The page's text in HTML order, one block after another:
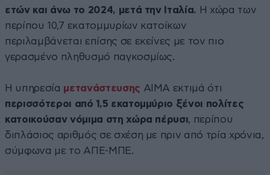
ετών και άνω το 2024, μετά την Ιταλία. Η χώρα των
περίπου 10,7 εκατομμυρίων κατοίκων
περιλαμβάνεται επίσης σε εκείνες με τον πιο
γερασμένο πληθυσμό παγκοσμίως.
Η υπηρεσία μετανάστευσης AIMA εκτιμά ότι
περισσότεροι από 1,5 εκατομμύριο ξένοι πολίτες
κατοικούσαν νόμιμα στη χώρα πέρυσι, περίπου
διπλάσιος αριθμός σε σχέση με πριν από τρία χρόνια,
σύμφωνα με το ΑΠΕ-ΜΠΕ.